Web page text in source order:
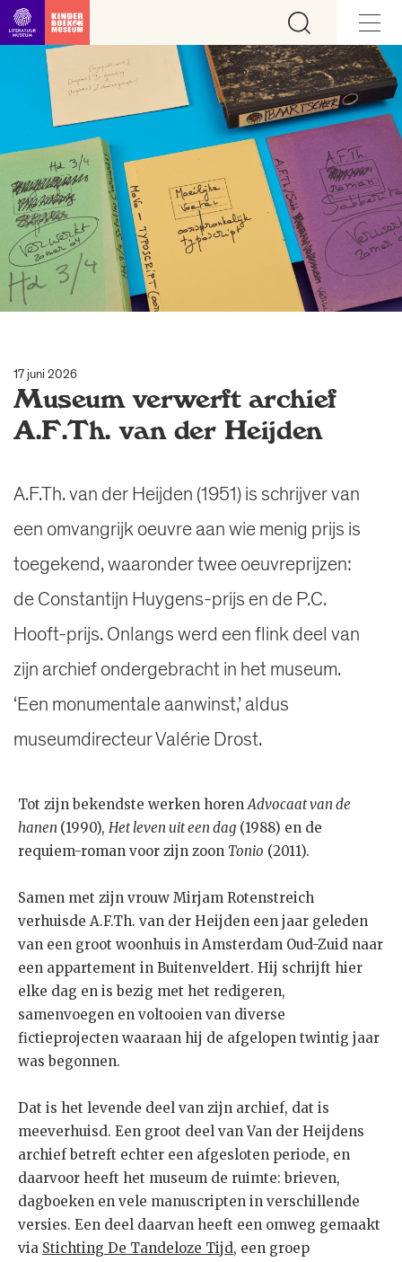
Ga direct naar inhoud
17 juni 2026
Museum verwerft archief
A.F.Th. van der Heijden
A.F.Th. van der Heijden (1951) is schrijver van
een omvangrijk oeuvre aan wie menig prijs is
toegekend, waaronder twee oeuvreprijzen:
de Constantijn Huygens-prijs en de P.C.
Hooft-prijs. Onlangs werd een flink deel van
zijn archief ondergebracht in het museum.
‘Een monumentale aanwinst,’ aldus
museumdirecteur Valérie Drost.
Tot zijn bekendste werken horenAdvocaat van de
hanen (1990), Het leven uit een dag (1988) en de
requiem-roman voor zijn zoon Tonio (2011).
Samen met zijn vrouw Mirjam Rotenstreich
verhuisde A.F.Th. van der Heijden een jaar geleden
van een groot woonhuis in Amsterdam Oud-Zuid naar
een appartement in Buitenveldert. Hij schrijft hier
elke dag en is bezig met het redigeren,
samenvoegen en voltooien van diverse
fictieprojecten waaraan hij de afgelopen twintig jaar
was begonnen.
Dat is het levende deel van zijn archief, dat is
meeverhuisd. Een groot deel van Van der Heijdens
archief betreft echter een afgesloten periode, en
daarvoor heeft het museum de ruimte: brieven,
dagboeken en vele manuscripten in verschillende
versies. Een deel daarvan heeft een omweg gemaakt
via Stichting De Tandeloze Tijd, een groep